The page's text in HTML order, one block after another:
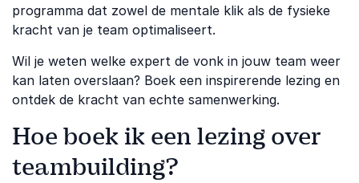
programma dat zowel de mentale klik als de fysieke
kracht van je team optimaliseert.
Wil je weten welke expert de vonk in jouw team weer
kan laten overslaan? Boek een inspirerende lezing en
ontdek de kracht van echte samenwerking.
Hoe boek ik een lezing over
teambuilding?